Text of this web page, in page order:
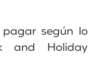
pagar según lo
and Holiday